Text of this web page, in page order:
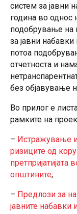
систем за јавни
година во однос
подобрување на
за јавни набавки
потоа
отчетноста и
без објавување
Во прилог е
рамките на
– Истражување
ризиците од
претпријатијата
општините;
– Предлози за
јавните набавки